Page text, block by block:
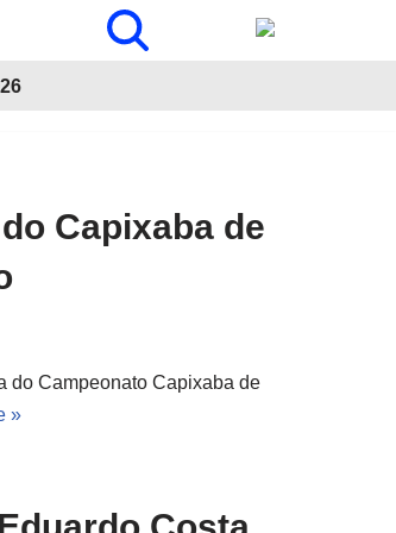
Capixaba de
do Campeonato Capixaba de
»